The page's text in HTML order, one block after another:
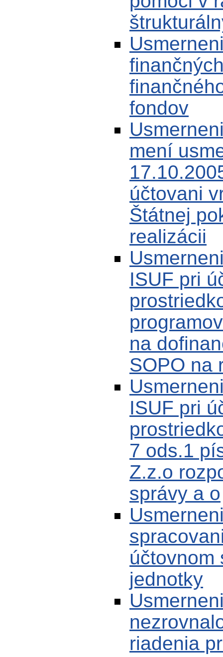
fondov
mení
účtovani
Štátnej
realizácii
ISUF pri
na
SOPO na
ISUF pri
7 ods.1
Z.z.o
správy a o
účtovnom
jednotky
riadenia